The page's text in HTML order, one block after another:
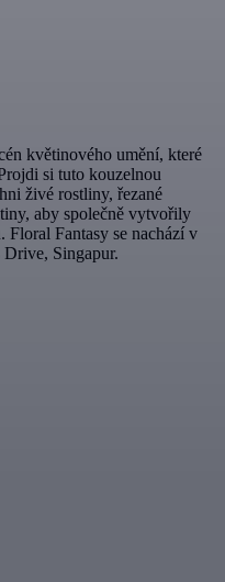
květinového umění, které
si tuto kouzelnou
živé rostliny, řezané
aby společně vytvořily
Fantasy se nachází v
Singapur.